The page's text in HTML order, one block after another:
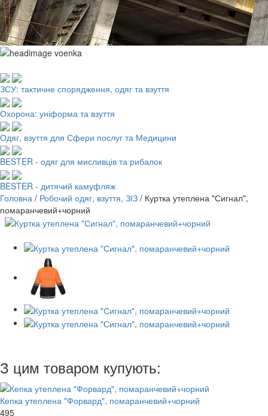
ЗСУ: тактичне спорядження, одяг та взуття
Охорона: уніформа та взуття
Одяг, взуття для Сфери послуг та Медицини
BESTER - одяг для мисливців та рибалок
BESTER - дитячий камуфляж
Головна / Робочий одяг, взуття, ЗІЗ / Куртка утеплена "Сигнал",
помаранчевий+чорний
З цим товаром купують:
Кепка утеплена "Форвард", помаранчевий+чорний
495